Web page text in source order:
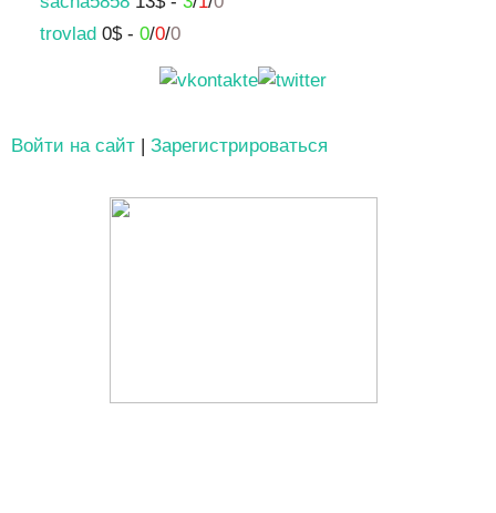
trovlad0$ - 0/0/0
Войти на сайт | Зарегистрироваться